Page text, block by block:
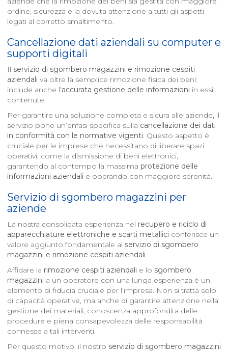
ordine, sicurezza e la dovuta attenzione a tutti gli aspetti
legati al corretto smaltimento.
Cancellazione dati aziendali su computer e
supporti digitali
Il servizio di sgombero magazzini e rimozione cespiti
aziendali va oltre la semplice rimozione fisica dei beni:
include anche l’accurata gestione delle informazioni in essi
contenute.
Per garantire una soluzione completa e sicura alle aziende, il
servizio pone un’enfasi specifica sulla cancellazione dei dati
in conformità con le normative vigenti. Questo aspetto è
cruciale per le imprese che necessitano di liberare spazi
operativi, come la dismissione di beni elettronici,
garantendo al contempo la massima protezione delle
informazioni aziendali e operando con maggiore serenità.
Servizio di sgombero magazzini per
aziende
La nostra consolidata esperienza nel recupero e riciclo di
apparecchiature elettroniche e scarti metallici conferisce un
valore aggiunto fondamentale al servizio di sgombero
magazzini e rimozione cespiti aziendali.
Affidare la rimozione cespiti aziendali e lo sgombero
magazzini a un operatore con una lunga esperienza è un
elemento di fiducia cruciale per l’impresa. Non si tratta solo
di capacità operative, ma anche di garantire attenzione nella
gestione dei materiali, conoscenza approfondita delle
procedure e piena consapevolezza delle responsabilità
connesse a tali interventi.
Per questo motivo, il nostro servizio di sgombero magazzini